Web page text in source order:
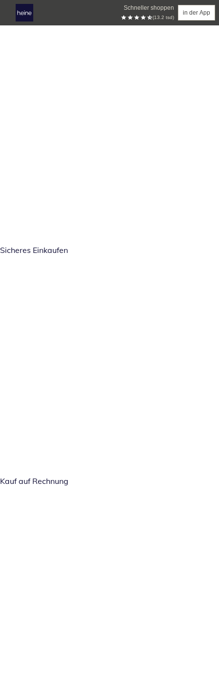
Schneller shoppen
(13.2 tsd)
in der App
Sicheres Einkaufen
Kauf auf Rechnung